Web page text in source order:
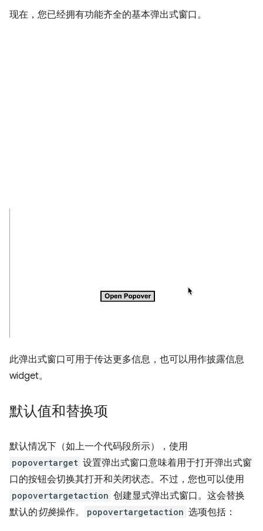
现在，您已经拥有功能齐全的基本弹出式窗口。
此弹出式窗口可用于传达更多信息，也可以用作披露信息
widget。
默认值和替换项
默认情况下（如上一个代码段所示），使用
popovertarget 设置弹出式窗口意味着用于打开弹出式窗
口的按钮会切换其打开和关闭状态。不过，您也可以使用
popovertargetaction 创建显式弹出式窗口。这会替换
默认的切换操作。 popovertargetaction 选项包括：